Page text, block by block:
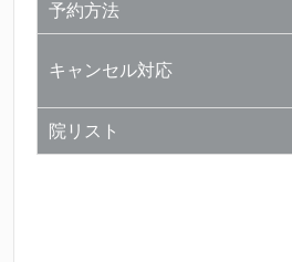
予約方法
キャンセル対応
院リスト